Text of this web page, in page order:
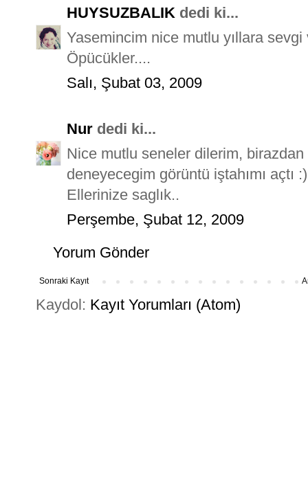
HUYSUZBALIK dedi ki...
Yasemincim nice mutlu yıllara
Öpücükler....
Salı, Şubat 03, 2009
Nur dedi ki...
Nice mutlu seneler dilerim,
deneyecegim görüntü iştahımı açtı :)
Ellerinize saglık..
Perşembe, Şubat 12, 2009
Yorum Gönder
Sonraki Kayıt
Kaydol: Kayıt Yorumları (Atom)